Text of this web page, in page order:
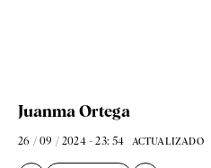
Juanma Ortega
26 / 09 / 2024 - 23: 54 ACTUALIZADO